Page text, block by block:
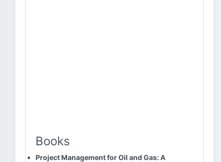
Books
Project Management for Oil and Gas: A